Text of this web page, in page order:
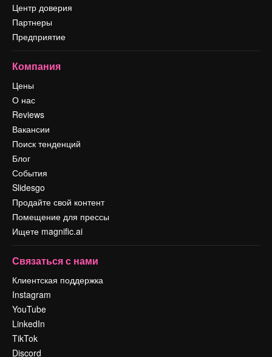
Центр доверия
Партнеры
Предприятие
Компания
Цены
О нас
Reviews
Вакансии
Поиск тенденций
Блог
События
Slidesgo
Продайте свой контент
Помещение для прессы
Ищете magnific.ai
Связаться с нами
Клиентская поддержка
Instagram
YouTube
LinkedIn
TikTok
Discord